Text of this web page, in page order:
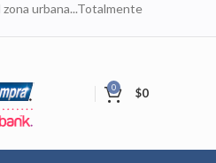
urbana...Totalmente
0 $0